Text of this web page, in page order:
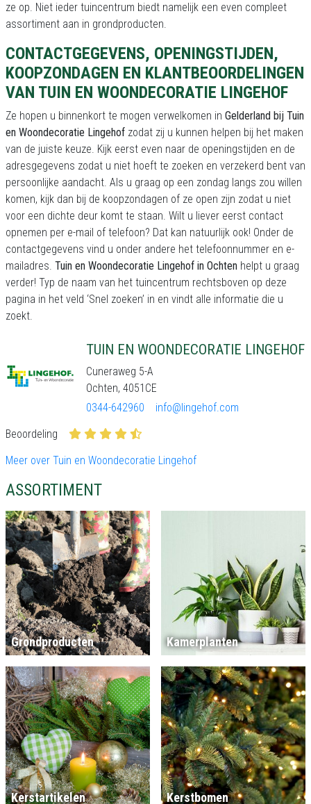
ze op. Niet ieder tuincentrum biedt namelijk een even compleet
assortiment aan in grondproducten.
CONTACTGEGEVENS, OPENINGSTIJDEN,
KOOPZONDAGEN EN KLANTBEOORDELINGEN
VAN TUIN EN WOONDECORATIE LINGEHOF
Ze hopen u binnenkort te mogen verwelkomen in Gelderland bij Tuin
en Woondecoratie Lingehof zodat zij u kunnen helpen bij het maken
van de juiste keuze. Kijk eerst even naar de openingstijden en de
adresgegevens zodat u niet hoeft te zoeken en verzekerd bent van
persoonlijke aandacht. Als u graag op een zondag langs zou willen
komen, kijk dan bij de koopzondagen of ze open zijn zodat u niet
voor een dichte deur komt te staan. Wilt u liever eerst contact
opnemen per e-mail of telefoon? Dat kan natuurlijk ook! Onder de
contactgegevens vind u onder andere het telefoonnummer en e-
mailadres. Tuin en Woondecoratie Lingehof in Ochten helpt u graag
verder! Typ de naam van het tuincentrum rechtsboven op deze
pagina in het veld ‘Snel zoeken’ in en vindt alle informatie die u
zoekt.
TUIN EN WOONDECORATIE LINGEHOF
Cuneraweg 5-A
Ochten, 4051CE
0344-642960
info@lingehof.com
Beoordeling
Meer over Tuin en Woondecoratie Lingehof
ASSORTIMENT
Grondproducten Kamerplanten
Kerstartikelen Kerstbomen